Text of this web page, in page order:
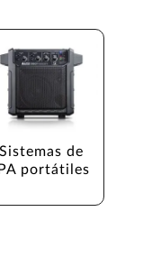
Sistemas de
PA portátiles